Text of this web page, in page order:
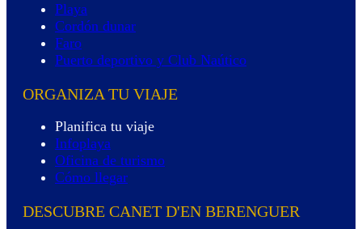
Playa
Cordón dunar
Faro
Puerto deportivo y Club Naútico
ORGANIZA TU VIAJE
Planifica tu viaje
Infoplaya
Oficina de turismo
Cómo llegar
DESCUBRE CANET D'EN BERENGUER